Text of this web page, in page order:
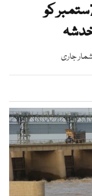
دریائے سندھ میں گڈو کے مقام پر 7ستمبر کو
شمار جاری